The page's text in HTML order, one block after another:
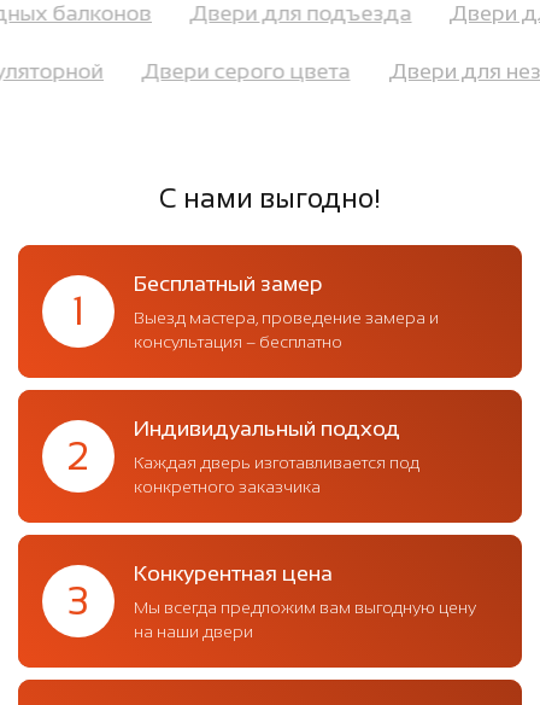
балконов Двери для подъезда Двери
Двери серого цвета Двери для
С нами выгодно!
1
Бесплатный замер
Выезд мастера, проведение замера и
консультация – бесплатно
2
Индивидуальный подход
Каждая дверь изготавливается под
конкретного заказчика
3
Конкурентная цена
Мы всегда предложим вам выгодную цену
на наши двери